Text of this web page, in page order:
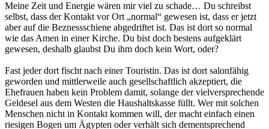
Meine Zeit und Energie wären mir viel zu schade… Du schreibst
selbst, dass der Kontakt vor Ort „normal“ gewesen ist, dass er jetzt
aber auf die Beznessschiene abgedriftet ist. Das ist dort so normal
wie das Amen in einer Kirche. Du bist doch bestens aufgeklärt
gewesen, deshalb glaubst Du ihm doch kein Wort, oder?
Fast jeder dort fischt nach einer Touristin. Das ist dort salonfähig
geworden und mittlerweile auch gesellschaftlich akzeptiert, die
Ehefrauen haben kein Problem damit, solange der vielversprechende
Geldesel aus dem Westen die Haushaltskasse füllt. Wer mit solchen
Menschen nicht in Kontakt kommen will, der macht einfach einen
riesigen Bogen um Ägypten oder verhält sich dementsprechend